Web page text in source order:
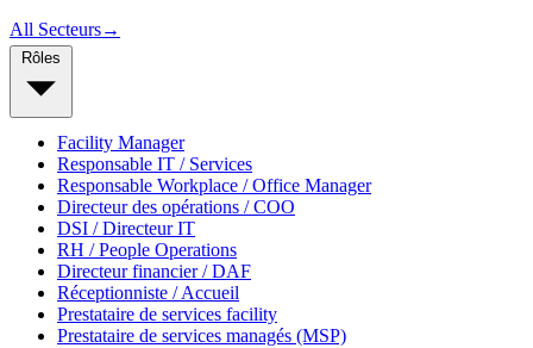
All Secteurs→
Facility Manager
Responsable IT / Services
Responsable Workplace / Office Manager
Directeur des opérations / COO
DSI / Directeur IT
RH / People Operations
Directeur financier / DAF
Réceptionniste / Accueil
Prestataire de services facility
Prestataire de services managés (MSP)